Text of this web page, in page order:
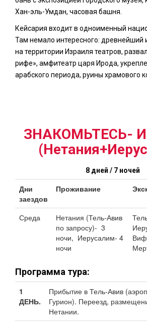
Хан-эль-Умдан, часовая башня.
Кейсария входит в одноименный
Там немало интересного: древнейший
на территории Израиля театров,
рифе», амфитеатр царя Ирода,
арабского периода, руины храмового
ЗНАКОМЬТЕСЬ-
8 дней / 7 ночей
Дни
заездов
Проживание
Среда
Нетания (Тель-Авив
по запросу)- 3
ночи, Иерусалим- 4
ночи
Программа тура:
1
ДЕНЬ.
Прибытие в Тель-Авив
Гурион). Переезд,
Нетании.